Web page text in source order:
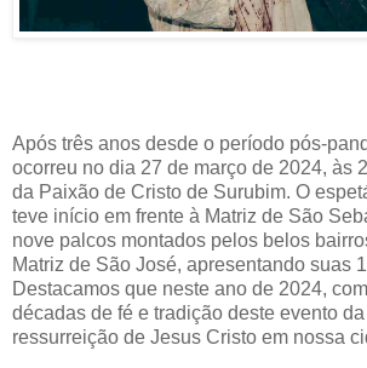
Após três anos desde o período pós-
ocorreu no dia 27 de março de 2024, às
da Paixão de Cristo de Surubim. O
teve início em frente à Matriz de São
nove palcos montados pelos belos
Matriz de São José, apresentando suas
Destacamos que neste ano de 2024,
décadas de fé e tradição deste evento
ressurreição de Jesus Cristo em nossa